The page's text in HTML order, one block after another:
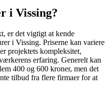
i Vissing?
er det vigtigt at kende
i Vissing. Priserne kan variere
projektets kompleksitet,
erfaring. Generelt kan
400 og 600 kroner, men det
tilbud fra flere firmaer for at